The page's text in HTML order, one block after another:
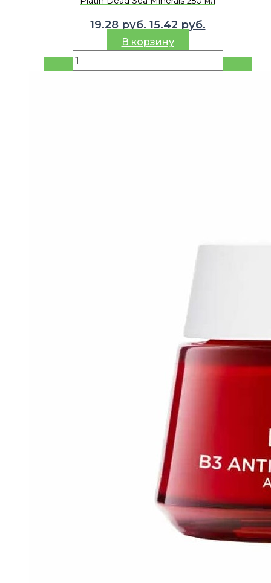
19.28руб. Первоначальная
цена
19.28 руб..
15.42 руб.Текущая
15.42 руб..
В корзину